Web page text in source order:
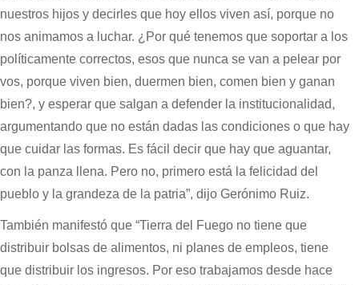
nuestros hijos y decirles que hoy ellos viven así, porque no
nos animamos a luchar. ¿Por qué tenemos que soportar a los
políticamente correctos, esos que nunca se van a pelear por
vos, porque viven bien, duermen bien, comen bien y ganan
bien?, y esperar que salgan a defender la institucionalidad,
argumentando que no están dadas las condiciones o que hay
que cuidar las formas. Es fácil decir que hay que aguantar,
con la panza llena. Pero no, primero está la felicidad del
pueblo y la grandeza de la patria”, dijo Gerónimo Ruiz.
También manifestó que “Tierra del Fuego no tiene que
distribuir bolsas de alimentos, ni planes de empleos, tiene
que distribuir los ingresos. Por eso trabajamos desde hace